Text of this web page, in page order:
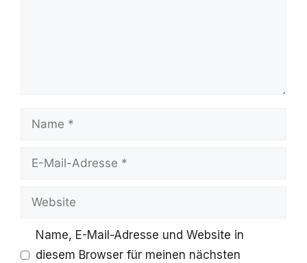
Name
Adresse
Website
Name, E-Mail-Adresse und Website in
diesem Browser für meinen nächsten